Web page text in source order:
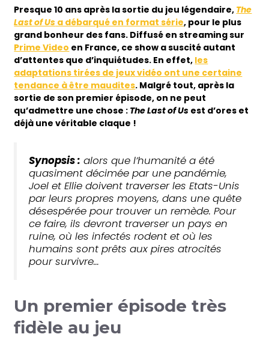
Presque 10 ans après la sortie du jeu légendaire, The
Last of Us a débarqué en format série, pour le plus
grand bonheur des fans. Diffusé en streaming sur
Prime Video en France, ce show a suscité autant
d’attentes que d’inquiétudes. En effet, les
adaptations tirées de jeux vidéo ont une certaine
tendance à être maudites. Malgré tout, après la
sortie de son premier épisode, on ne peut
qu’admettre une chose : The Last of Us est d’ores et
déjà une véritable claque !
Synopsis : alors que l’humanité a été
quasiment décimée par une pandémie,
Joel et Ellie doivent traverser les Etats-Unis
par leurs propres moyens, dans une quête
désespérée pour trouver un remède. Pour
ce faire, ils devront traverser un pays en
ruine, où les infectés rodent et où les
humains sont prêts aux pires atrocités
pour survivre…
Un premier épisode très
fidèle au jeu